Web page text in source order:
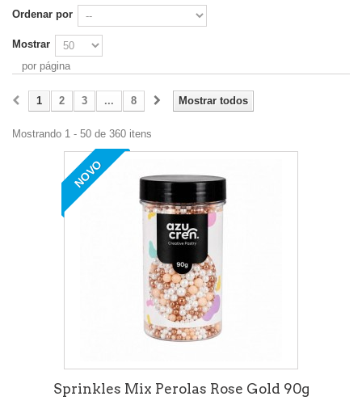
Ordenar por
Mostrar
por página
Mostrar todos
1 2 3 ... 8
Mostrando 1 - 50 de 360 itens
NOVO
Sprinkles Mix Perolas Rose Gold 90g